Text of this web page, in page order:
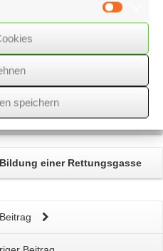
speichernumfangreicher
einer Rettungsgasse